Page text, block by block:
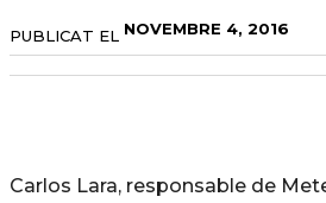
PUBLICAT EL NOVEMBRE 4, 2016
Carlos Lara, responsable de